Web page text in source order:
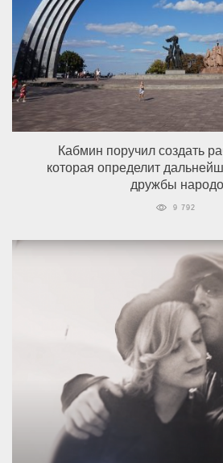
Кабмин поручил создать
которая определит
дружбы
9 792